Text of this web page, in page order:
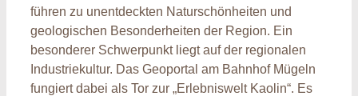
führen zu unentdeckten Naturschönheiten und
geologischen Besonderheiten der Region. Ein
besonderer Schwerpunkt liegt auf der regionalen
Industriekultur. Das Geoportal am Bahnhof Mügeln
fungiert dabei als Tor zur „Erlebniswelt Kaolin“. Es